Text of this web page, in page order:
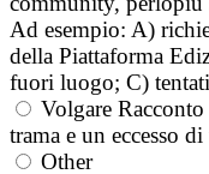
Ad esempio: A)
della Piattaforma
fuori luogo; C)
Volgare Racconto
trama e un eccesso
Other